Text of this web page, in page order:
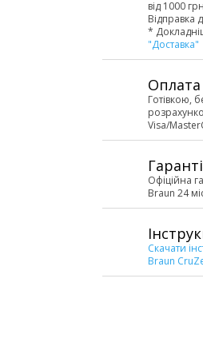
від 1000
Відправка
*
"Доставка"
Оплата
Готівкою,
Visa/
Офіційна
Braun 24
Скачати
Braun